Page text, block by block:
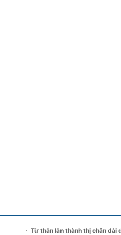
Từ thằn lằn thành thị chân dài